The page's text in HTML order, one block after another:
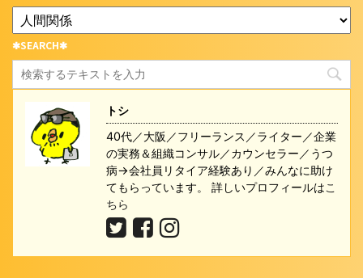
✱SEARCH✱
トシ
40代／大阪／フリーランス／ライター／企業
の実務＆組織コンサル／カウンセラー／うつ
病→会社員リタイア経験あり／みんなに助け
てもらっています。 詳しいプロフィールはこ
ちら